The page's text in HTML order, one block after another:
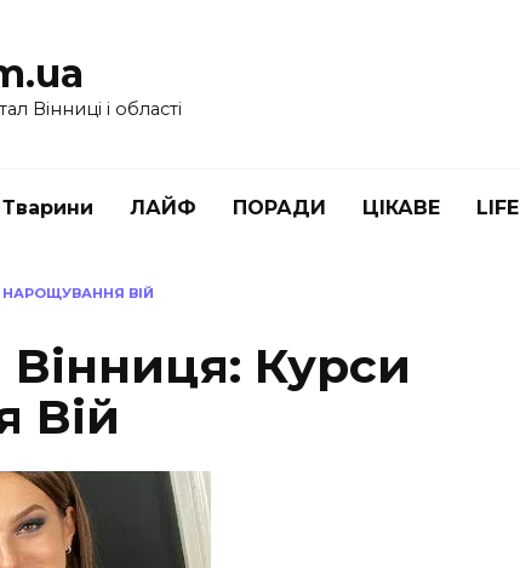
Вінниці і області
Тварини ЛАЙФ ПОРАДИ ЦІКАВЕ LIFE
ВІЙ
Курси
Вій